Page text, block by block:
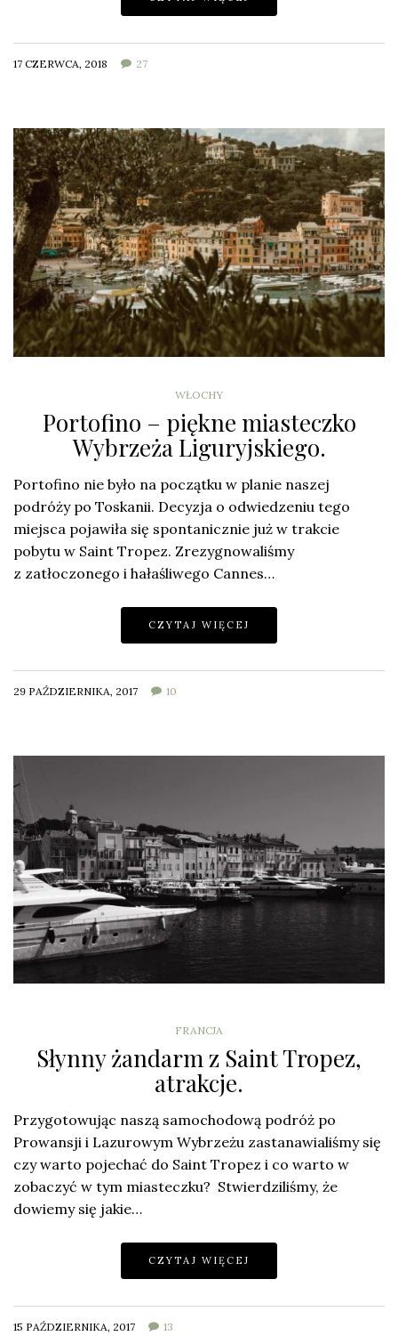
17 CZERWCA, 2018 27
WŁOCHY
Portofino – piękne miasteczko
Wybrzeża Liguryjskiego.
Portofino nie było na początku w planie naszej
podróży po Toskanii. Decyzja o odwiedzeniu tego
miejsca pojawiła się spontanicznie już w trakcie
pobytu w Saint Tropez. Zrezygnowaliśmy
z zatłoczonego i hałaśliwego Cannes…
CZYTAJ WIĘCEJ
29 PAŹDZIERNIKA, 2017 10
FRANCJA
Słynny żandarm z Saint Tropez,
atrakcje.
Przygotowując naszą samochodową podróż po
Prowansji i Lazurowym Wybrzeżu zastanawialiśmy się
czy warto pojechać do Saint Tropez i co warto w
zobaczyć w tym miasteczku? Stwierdziliśmy, że
dowiemy się jakie…
CZYTAJ WIĘCEJ
15 PAŹDZIERNIKA, 2017 13